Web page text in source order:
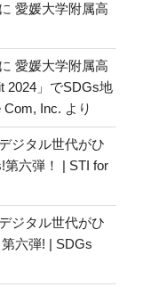
に 愛媛大学附属高
に 愛媛大学附属高
2024」でSDGs地
Com, Inc. より
ジタル世代がひ
六弾！ | STI for
ジタル世代がひ
六弾! | SDGs